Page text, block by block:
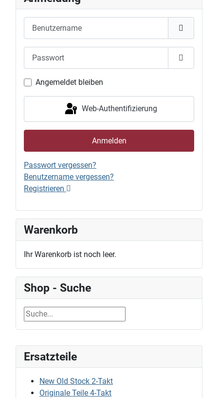
Ersatzteile
New Old Stock 2-Takt
Originale Teile 4-Takt
Passwort
Angemeldet bleiben
Web-Authentifizierung
Anmelden
Passwort vergessen?
Benutzername vergessen?
Registrieren
Warenkorb
Ihr Warenkorb ist noch leer.
Shop - Suche